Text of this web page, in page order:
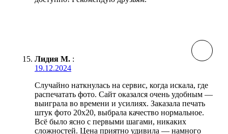
Лидия М. :
19.12.2024
Случайно наткнулась на сервис, когда искала, где
распечатать фото. Сайт оказался очень удобным —
выиграла во времени и усилиях. Заказала печать
штук фото 20х20, выбрала качество нормальное.
Всё было ясно с первыми шагами, никаких
сложностей. Цена приятно удивила — намного